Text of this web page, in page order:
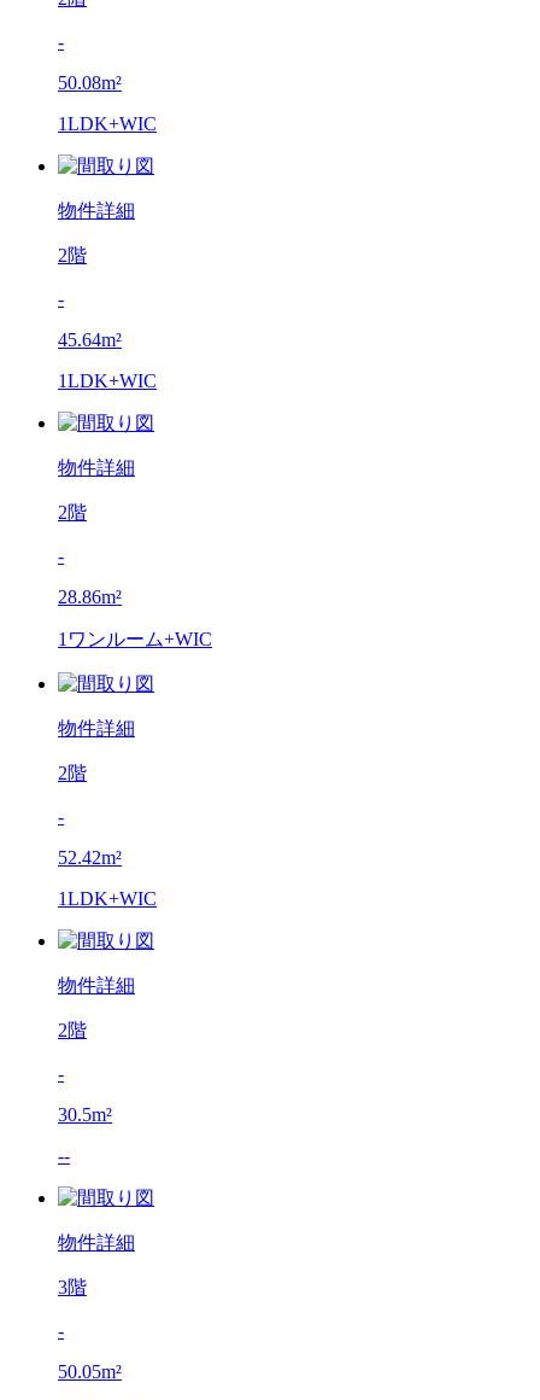
-
50.08m²
1LDK+WIC
物件詳細
2階
-
45.64m²
1LDK+WIC
物件詳細
2階
-
28.86m²
1ワンルーム+WIC
物件詳細
2階
-
52.42m²
1LDK+WIC
物件詳細
2階
-
30.5m²
--
物件詳細
3階
-
50.05m²